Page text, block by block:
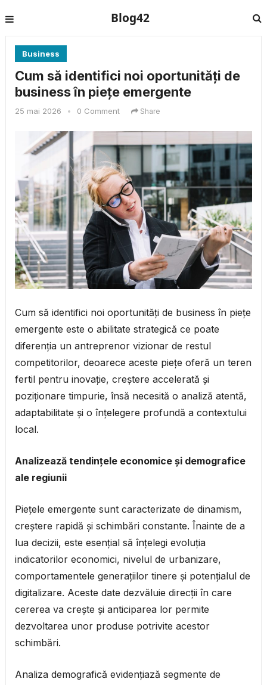
Blog42
Business
Cum să identifici noi oportunități de
business în piețe emergente
25 mai 2026 • 0 Comment Share
Cum să identifici noi oportunități de business în piețe
emergente este o abilitate strategică ce poate
diferenția un antreprenor vizionar de restul
competitorilor, deoarece aceste piețe oferă un teren
fertil pentru inovație, creștere accelerată și
poziționare timpurie, însă necesită o analiză atentă,
adaptabilitate și o înțelegere profundă a contextului
local.
Analizează tendințele economice și demografice
ale regiunii
Piețele emergente sunt caracterizate de dinamism,
creștere rapidă și schimbări constante. Înainte de a
lua decizii, este esențial să înțelegi evoluția
indicatorilor economici, nivelul de urbanizare,
comportamentele generațiilor tinere și potențialul de
digitalizare. Aceste date dezvăluie direcții în care
cererea va crește și anticiparea lor permite
dezvoltarea unor produse potrivite acestor
schimbări.
Analiza demografică evidențiază segmente de